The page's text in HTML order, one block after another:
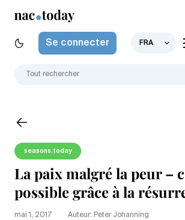
Se connecter FRA
seasons.today
La paix malgré la peur –
possible grâce à la
mai 1, 2017
Auteur: Peter Johanning